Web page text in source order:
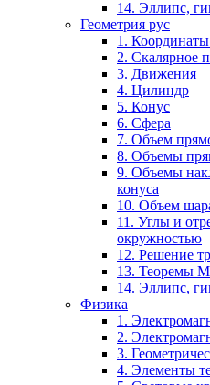
14. Эллипс,
Геометрия рус
1.
2. Скалярное
3. Движения
4. Цилиндр
5. Конус
6. Сфера
7. Объем
8. Объемы
9. Объемы
конуса
10. Объем
11. Углы и
окружностью
12. Решение
13. Теоремы
14. Эллипс,
Физика
1.
2.
3.
4. Элементы